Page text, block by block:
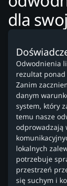
dla
Odwodnienia
rezultat
Zanim
danym
system, który
temu nasze
odprowadzają
lokalnych
potrzebuje
przestrzeń
się suchym i